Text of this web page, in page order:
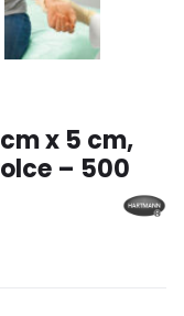
x 5 cm,
– 500